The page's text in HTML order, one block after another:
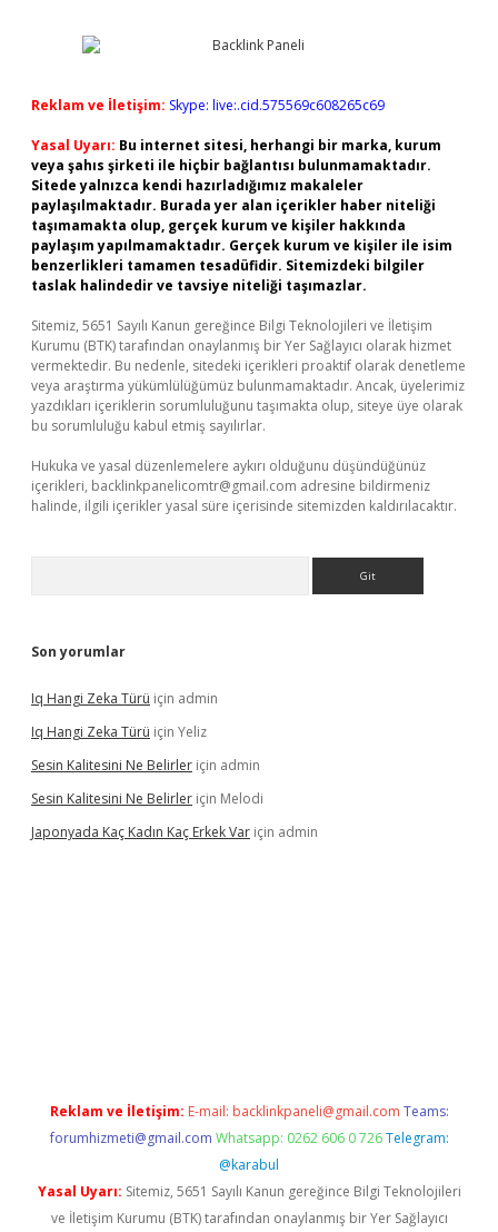
Reklam ve İletişim: Skype: live:.cid.575569c608265c69
Yasal Uyarı: Bu internet sitesi, herhangi bir marka, kurum
veya şahıs şirketi ile hiçbir bağlantısı bulunmamaktadır.
Sitede yalnızca kendi hazırladığımız makaleler
paylaşılmaktadır. Burada yer alan içerikler haber niteliği
taşımamakta olup, gerçek kurum ve kişiler hakkında
paylaşım yapılmamaktadır. Gerçek kurum ve kişiler ile isim
benzerlikleri tamamen tesadüfidir. Sitemizdeki bilgiler
taslak halindedir ve tavsiye niteliği taşımazlar.
Sitemiz, 5651 Sayılı Kanun gereğince Bilgi Teknolojileri ve İletişim
Kurumu (BTK) tarafından onaylanmış bir Yer Sağlayıcı olarak hizmet
vermektedir. Bu nedenle, sitedeki içerikleri proaktif olarak denetleme
veya araştırma yükümlülüğümüz bulunmamaktadır. Ancak, üyelerimiz
yazdıkları içeriklerin sorumluluğunu taşımakta olup, siteye üye olarak
bu sorumluluğu kabul etmiş sayılırlar.
Hukuka ve yasal düzenlemelere aykırı olduğunu düşündüğünüz
içerikleri, backlinkpanelicomtr@gmail.com adresine bildirmeniz
halinde, ilgili içerikler yasal süre içerisinde sitemizden kaldırılacaktır.
Son yorumlar
Iq Hangi Zeka Türü için admin
Iq Hangi Zeka Türü için Yeliz
Sesin Kalitesini Ne Belirler için admin
Sesin Kalitesini Ne Belirler için Melodi
Japonyada Kaç Kadın Kaç Erkek Var için admin
Reklam ve İletişim: E-mail: backlinkpaneli@gmail.com Teams:
forumhizmeti@gmail.com Whatsapp: 0262 606 0 726 Telegram:
@karabul
Yasal Uyarı: Sitemiz, 5651 Sayılı Kanun gereğince Bilgi Teknolojileri
ve İletişim Kurumu (BTK) tarafından onaylanmış bir Yer Sağlayıcı